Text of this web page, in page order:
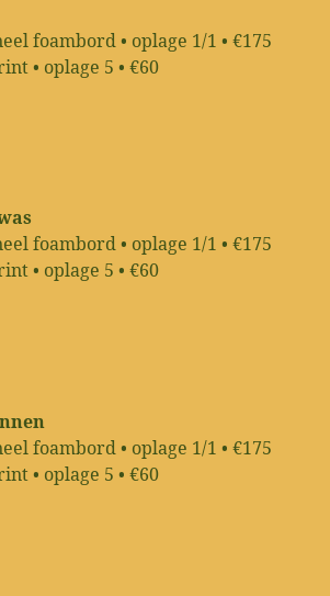
foambord • oplage 1/1 • €175
• oplage 5 • €60
foambord • oplage 1/1 • €175
• oplage 5 • €60
foambord • oplage 1/1 • €175
• oplage 5 • €60